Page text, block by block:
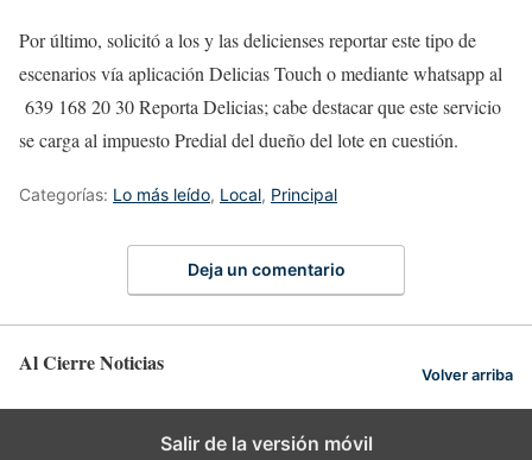
Por último, solicitó a los y las delicienses reportar este tipo de
escenarios vía aplicación Delicias Touch o mediante whatsapp al
639 168 20 30 Reporta Delicias; cabe destacar que este servicio
se carga al impuesto Predial del dueño del lote en cuestión.
Categorías: Lo más leído, Local, Principal
Deja un comentario
Al Cierre Noticias Volver arriba
Salir de la versión móvil